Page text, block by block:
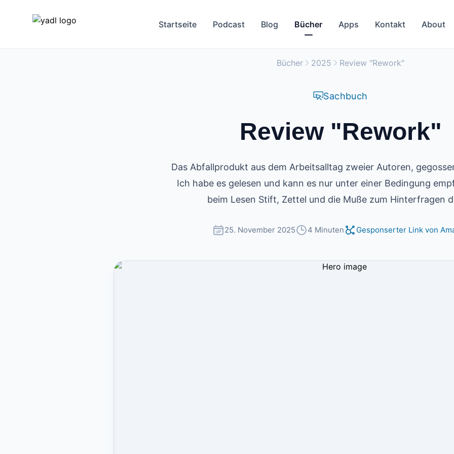
Startseite Podcast Blog Bücher Apps Kontakt About
Bücher 2025 Review "Rework"
Sachbuch
Review "Rework"
Das Abfallprodukt aus dem Arbeitsalltag zweier Autoren,
Ich habe es gelesen und kann es nur unter einer Bedingung
beim Lesen Stift, Zettel und die Muße zum Hinterfragen
25. November 2025 4 Minuten Gesponserter Link von